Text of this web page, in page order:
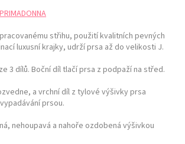
střihu, použití kvalitních pevných
luxusní krajky, udrží prsa až do velikosti J.
3 dílů. Boční díl tlačí prsa z podpaží na střed.
a vrchní díl z tylové výšivky prsa
prsou.
nehoupavá a nahoře ozdobená výšivkou